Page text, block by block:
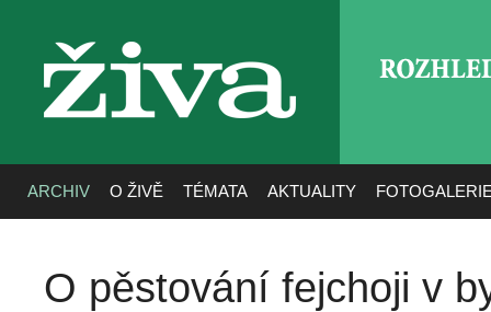
živa
ARCHIV O ŽIVĚ TÉMATA AKTUALITY
O pěstování fejchoji v